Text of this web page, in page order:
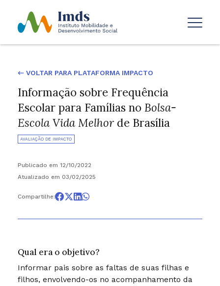
← VOLTAR PARA PLATAFORMA IMPACTO
Informação sobre Frequência
Escolar para Famílias no Bolsa-
Escola Vida Melhorde Brasília
AVALIAÇÃO DE IMPACTO
Publicado em 12/10/2022
Atualizado em 03/02/2025
Compartilhe:
Qual era o objetivo?
Informar pais sobre as faltas de suas filhas e
filhos, envolvendo-os no acompanhamento da